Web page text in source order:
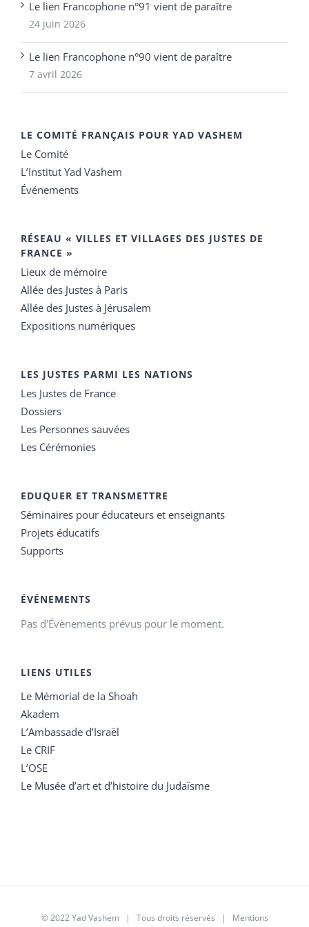
Le lien Francophone n°91 vient de paraître
24 juin 2026
Le lien Francophone n°90 vient de paraître
7 avril 2026
LE COMITÉ FRANÇAIS POUR YAD VASHEM
Le Comité
L’Institut Yad Vashem
Événements
RÉSEAU « VILLES ET VILLAGES DES JUSTES DE
FRANCE »
Lieux de mémoire
Allée des Justes à Paris
Allée des Justes à Jérusalem
Expositions numériques
LES JUSTES PARMI LES NATIONS
Les Justes de France
Dossiers
Les Personnes sauvées
Les Cérémonies
EDUQUER ET TRANSMETTRE
Séminaires pour éducateurs et enseignants
Projets éducatifs
Supports
ÉVÉNEMENTS
Pas d'Évènements prévus pour le moment.
LIENS UTILES
Le Mémorial de la Shoah
Akadem
L’Ambassade d’Israël
Le CRIF
L’OSE
Le Musée d’art et d’histoire du Judaïsme
© 2022 Yad Vashem | Tous droits réservés | Mentions